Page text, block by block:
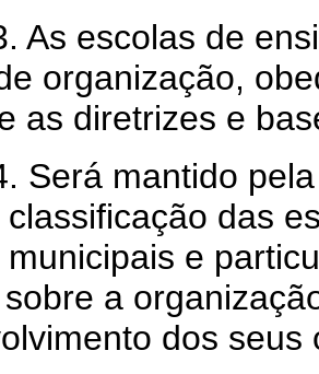
As escolas de
organização,
as diretrizes e
Será mantido
das
e
a
dos seus